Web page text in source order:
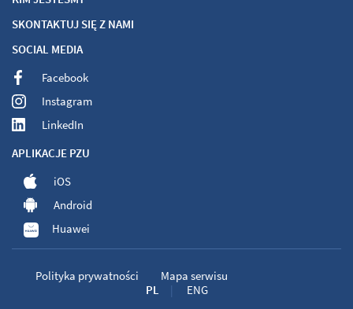
SKONTAKTUJ SIĘ Z NAMI
SOCIAL MEDIA
Facebook
Instagram
LinkedIn
APLIKACJE PZU
iOS
Android
Huawei
PL ENG
Polityka prywatności Mapa serwisu